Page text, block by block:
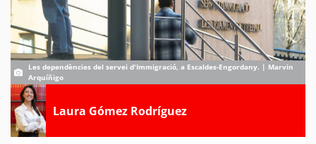
Les dependències del servei d'Immigració, a Escaldes-Engordany. | Marvin
Arquíñigo
Laura Gómez Rodríguez